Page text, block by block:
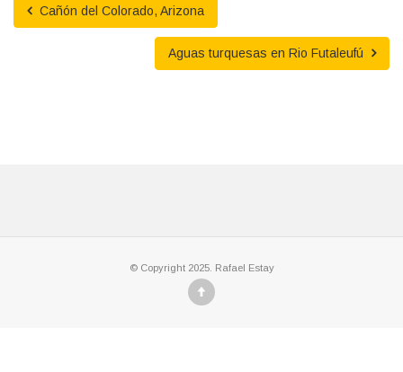
Cañón del Colorado, Arizona
Aguas turquesas en Rio Futaleufú
© Copyright 2025. Rafael Estay